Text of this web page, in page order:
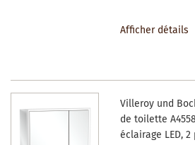
SOUHAITS
Afficher détails
Villeroy und
de toilette
éclairage LED,